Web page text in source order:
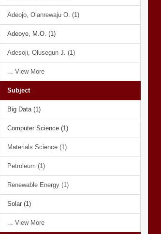
Adeojo, Olanrewaju O. (1)
Adeoye, M.O. (1)
Adesoji, Olusegun J. (1)
... View More
Subject
Big Data (1)
Computer Science (1)
Materials Science (1)
Petroleum (1)
Renewable Energy (1)
Solar (1)
... View More